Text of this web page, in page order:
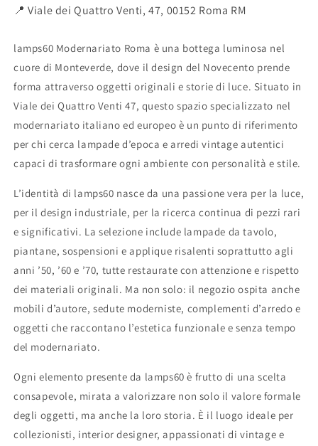
📍 Viale dei Quattro Venti, 47, 00152 Roma RM
lamps60 Modernariato Roma è una bottega luminosa nel
cuore di Monteverde, dove il design del Novecento prende
forma attraverso oggetti originali e storie di luce. Situato in
Viale dei Quattro Venti 47, questo spazio specializzato nel
modernariato italiano ed europeo è un punto di riferimento
per chi cerca lampade d’epoca e arredi vintage autentici
capaci di trasformare ogni ambiente con personalità e stile.
L’identità di lamps60 nasce da una passione vera per la luce,
per il design industriale, per la ricerca continua di pezzi rari
e significativi. La selezione include lampade da tavolo,
piantane, sospensioni e applique risalenti soprattutto agli
anni ’50, ’60 e ’70, tutte restaurate con attenzione e rispetto
dei materiali originali. Ma non solo: il negozio ospita anche
mobili d’autore, sedute moderniste, complementi d’arredo e
oggetti che raccontano l’estetica funzionale e senza tempo
del modernariato.
Ogni elemento presente da lamps60 è frutto di una scelta
consapevole, mirata a valorizzare non solo il valore formale
degli oggetti, ma anche la loro storia. È il luogo ideale per
collezionisti, interior designer, appassionati di vintage e